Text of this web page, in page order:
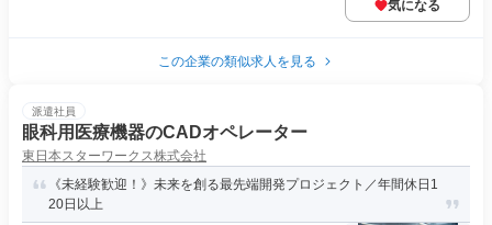
気になる
この企業の類似求人を見る
派遣社員
眼科用医療機器のCADオペレーター
東日本スターワークス株式会社
《未経験歓迎！》未来を創る最先端開発プロジェクト／年間休日1
20日以上